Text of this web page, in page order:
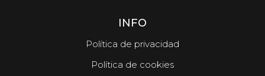
INFO
Política de privacidad
Política de cookies